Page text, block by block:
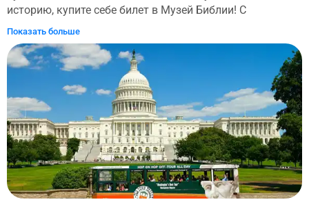
историю, купите себе билет в Музей Библии! С
путешествиями в виртуальной реальности,
интерактивными выставками, семью этажами
удивительных артефактов и современными выставками
- это Библия, над которой посмеялись! Познакомьтесь с
Библией как никогда раньше и откройте для себя почти
3000-летнюю историю мирового бестселлера. Всего в
трех кварталах от Капитолия США в Вашингтоне, округ
Колумбия, и всего в нескольких шагах от
Национального торгового центра; Музей Библии также
находится в удобном месте!
Показать больше